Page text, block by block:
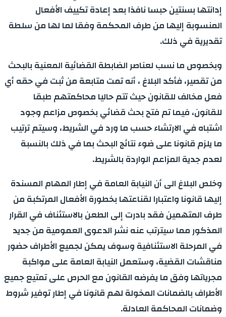
إدانتها بسنتين حبسا نافذا بعد إعادة تكييف الأفعال
المنسوبة إليها من طرف المحكمة وفقا لما لها من سلطة
تقديرية في ذلك.
وبخصوص ما نسب لعناصر الضابطة القضائية المعنية بالبحث
من تقصير، فأكد البلاغ ، أنه تمت متابعة من ثبت في حقه أي
فعل مخالف للقانون حيث تتم حاليا محاكمتهم طبقا
للقانون، فيما تم فتح بحث قضائي بخصوص مزاعم وجود
اشتباه في الارتشاء حسب ما ورد في الشريط، وسيتم ترتيب
ما يلزم قانونا على ضوء نتائج البحث بما في ذلك بالنسبة
لعدم جدية المزاعم الواردة بالشريط.
وخلص البلاغ الى أن النيابة العامة في إطار المهام المسندة
إليها قانونا واعتبارا لقناعتها بخطورة الأفعال المرتكبة من
طرف المتهمين فقد بادرت إلى الطعن بالاستئناف في القرار
المذكور مما سيترتب عنه نشر الدعوى العمومية من جديد
في المرحلة الاستئنافية وسوف يمكن لجميع الأطراف حضور
مناقشات القضية، وستعمل النيابة العامة على مواكبة
مجرياتها وفق ما يفرضه القانون مع الحرص على تمتيع جميع
الأطراف بالضمانات المخولة لهم قانونا في إطار توفير شروط
وضمانات المحاكمة العادلة.